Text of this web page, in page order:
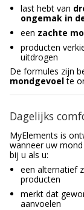
last hebt van
ongemak in
een zachte
producten
uitdrogen
De formules zijn
mondgevoelte
Dagelijks
MyElements is
wanneer uw
bij u als u:
een alternatief
producten
merkt dat
aanvoelen